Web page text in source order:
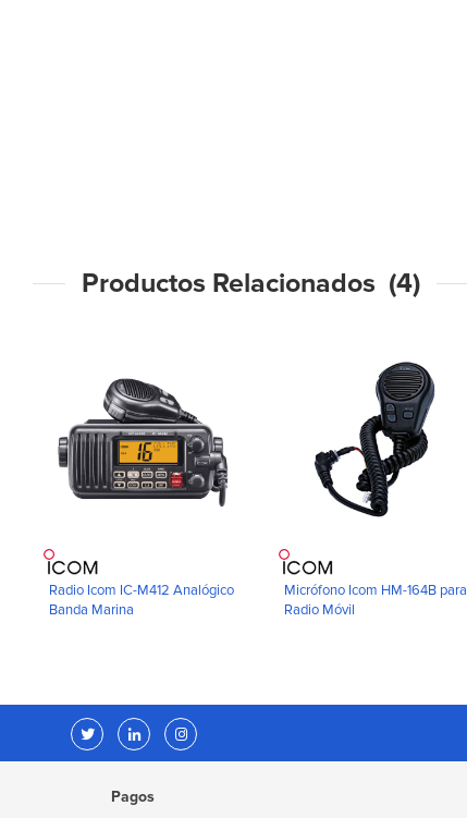
Productos Relacionados (4)
Radio Icom IC-M412 Analógico
Banda Marina
Micrófono Icom HM-164B para
Radio Móvil
Pagos